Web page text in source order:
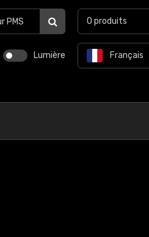
Lumière Français
0 produits